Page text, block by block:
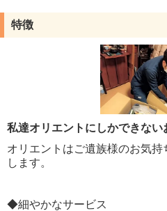
特徴
私達オリエントにしかできない
オリエントはご遺族様のお気
します。
◆細やかなサービス